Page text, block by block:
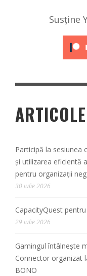
Susține
Participă la sesiunea
și utilizarea eficientă
pentru organizații
30 iulie 2026
CapacityQuest
29 iulie 2026
Gamingul întâlnește
Connector organizat
BONO